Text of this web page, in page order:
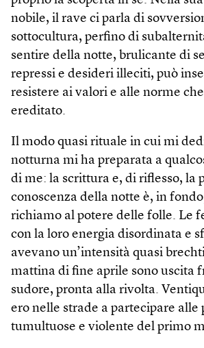
nobile, il rave ci parla di
sottocultura, perfino di
sentire della notte, brulicante di
repressi e desideri illeciti, può
resistere ai valori e alle norme
ereditato.
Il modo quasi rituale in cui mi
notturna mi ha preparata a
di me: la scrittura e, di riflesso, la
conoscenza della notte è, in
richiamo al potere delle folle. Le
con la loro energia disordinata e
avevano un’intensità quasi
mattina di fine aprile sono uscita
sudore, pronta alla rivolta.
ero nelle strade a partecipare alle
tumultuose e violente del primo